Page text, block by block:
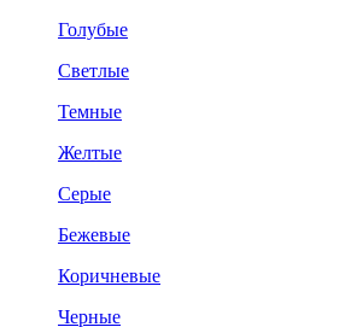
Голубые
Светлые
Темные
Желтые
Серые
Бежевые
Коричневые
Черные